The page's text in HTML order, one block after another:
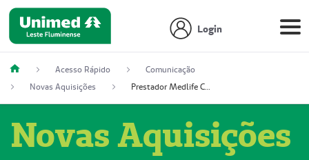
Login
Acesso Rápido
Comunicação
Novas Aquisições
Prestador Medlife Consultas e Diagnósticos (51004334-2)
Novas Aquisições